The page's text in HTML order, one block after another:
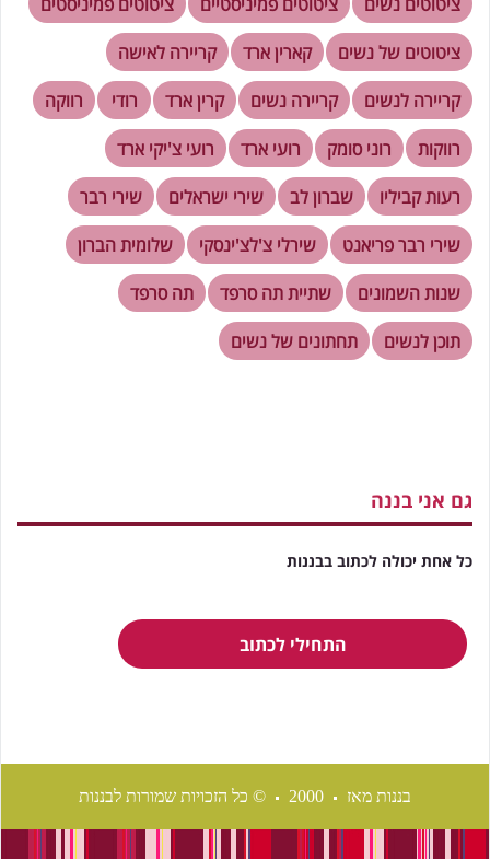
ציטוטים של נשים
קארין ארד
קריירה לאישה
קריירה לנשים
קריירה נשים קרין ארד רודי
רווקה
רווקות
רוני סומק רועי ארד
רועי צ'יקי ארד
רעות קביליו
שברון לב שירי ישראלים
שירי רבר
שירי רבר פריאנט
שירלי צ'לצ'ינסקי
שלומית הברון
שנות השמונים
שתיית תה סרפד
תה סרפד
תוכן לנשים
תחתונים של נשים
גם אני בננה
כל אחת יכולה לכתוב בבננות
התחילי לכתוב
בננות מאז © כל הזכויות שמורות לבננות